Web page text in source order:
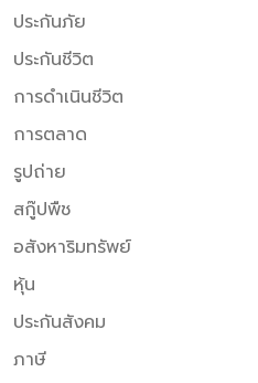
ประกันภัย
ประกันชีวิต
การดำเนินชีวิต
การตลาด
รูปถ่าย
สกู๊ปพืช
อสังหาริมทรัพย์
หุ้น
ประกันสังคม
ภาษี